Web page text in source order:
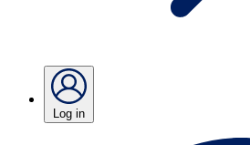
Log in